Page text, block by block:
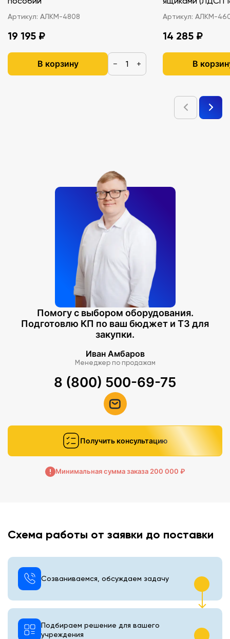
Артикул: АЛКМ-4808
19 195 ₽
В корзину − +
Артикул: АЛКМ-
14 285 ₽
В
Помогу с выбором оборудования.
Подготовлю КП по ваш бюджет и ТЗ для
закупки.
Иван Амбаров
Менеджер по продажам
8 (800) 500-69-75
Получить консультацию
Минимальная сумма заказа 200 000 ₽
Схема работы от заявки до поставки
Созваниваемся, обсуждаем задачу
Подбираем решение для вашего
учреждения